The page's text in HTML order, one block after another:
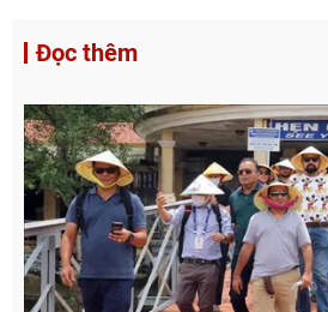
Đọc thêm